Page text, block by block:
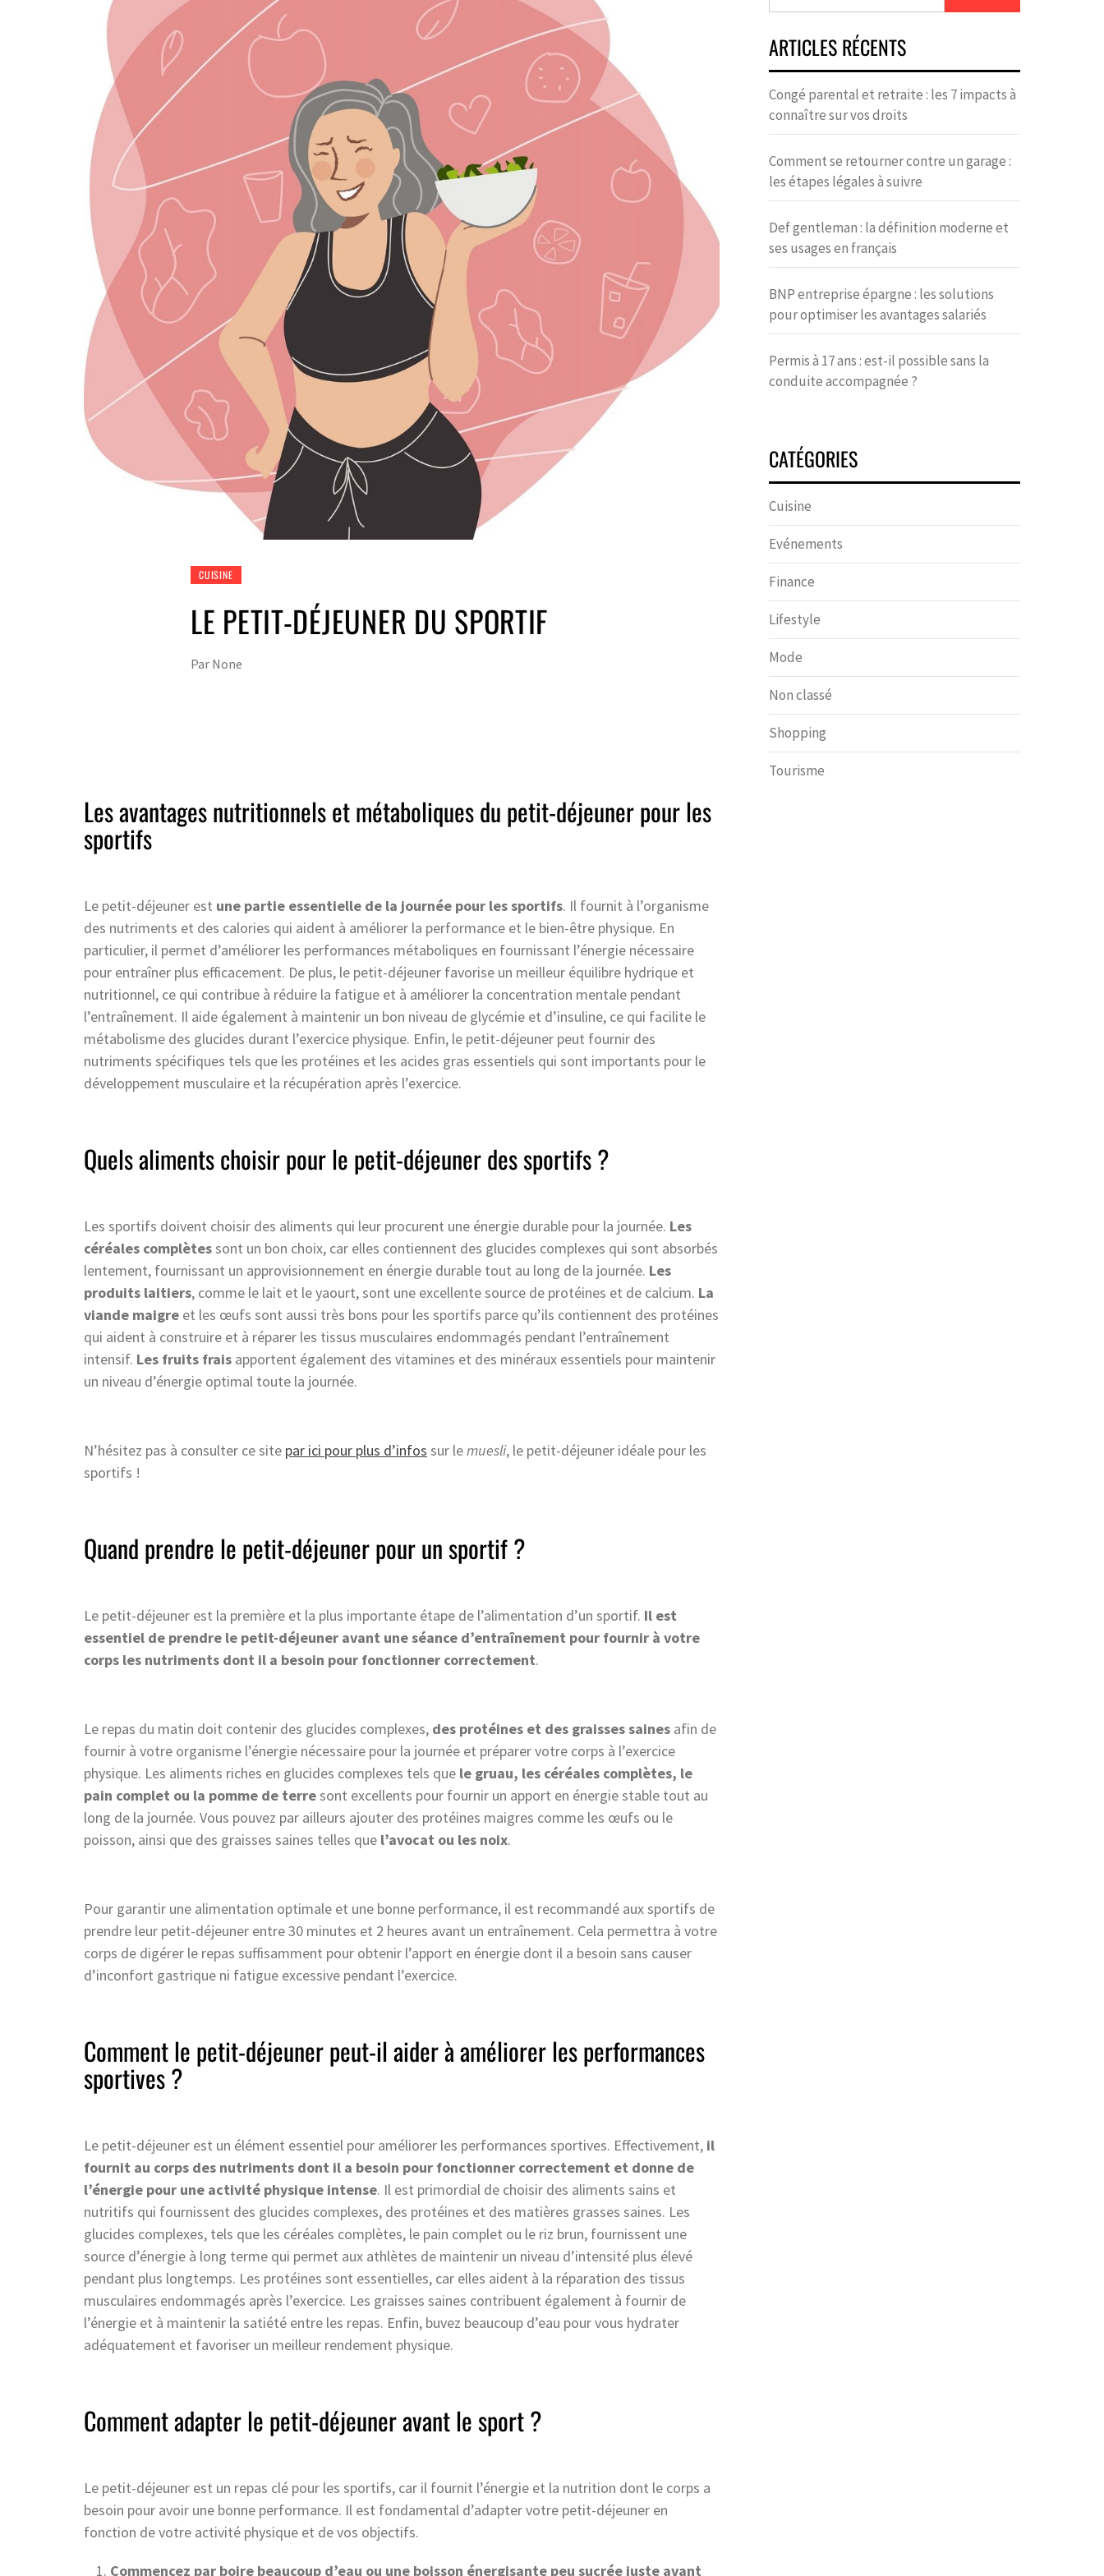
CUISINE
LE PETIT-DÉJEUNER DU SPORTIF
Par None
Les avantages nutritionnels et métaboliques du petit-déjeuner pour les
sportifs
Le petit-déjeuner est une partie essentielle de la journée pour les sportifs. Il fournit à l’organisme
des nutriments et des calories qui aident à améliorer la performance et le bien-être physique. En
particulier, il permet d’améliorer les performances métaboliques en fournissant l’énergie nécessaire
pour entraîner plus efficacement. De plus, le petit-déjeuner favorise un meilleur équilibre hydrique et
nutritionnel, ce qui contribue à réduire la fatigue et à améliorer la concentration mentale pendant
l’entraînement. Il aide également à maintenir un bon niveau de glycémie et d’insuline, ce qui facilite le
métabolisme des glucides durant l’exercice physique. Enfin, le petit-déjeuner peut fournir des
nutriments spécifiques tels que les protéines et les acides gras essentiels qui sont importants pour le
développement musculaire et la récupération après l’exercice.
Quels aliments choisir pour le petit-déjeuner des sportifs ?
Les sportifs doivent choisir des aliments qui leur procurent une énergie durable pour la journée. Les
céréales complètessont un bon choix, car elles contiennent des glucides complexes qui sont absorbés
lentement, fournissant un approvisionnement en énergie durable tout au long de la journée. Les
produits laitiers, comme le lait et le yaourt, sont une excellente source de protéines et de calcium. La
viande maigre et les œufs sont aussi très bons pour les sportifs parce qu’ils contiennent des protéines
qui aident à construire et à réparer les tissus musculaires endommagés pendant l’entraînement
intensif. Les fruits frais apportent également des vitamines et des minéraux essentiels pour maintenir
un niveau d’énergie optimal toute la journée.
N’hésitez pas à consulter ce site par ici pour plus d’infos sur lemuesli, le petit-déjeuner idéale pour les
sportifs !
Quand prendre le petit-déjeuner pour un sportif ?
Le petit-déjeuner est la première et la plus importante étape de l’alimentation d’un sportif. Il est
essentiel de prendre le petit-déjeuner avant une séance d’entraînement pour fournir à votre
corps les nutriments dont il a besoin pour fonctionner correctement.
Le repas du matin doit contenir des glucides complexes, des protéines et des graisses saines afin de
fournir à votre organisme l’énergie nécessaire pour la journée et préparer votre corps à l’exercice
physique. Les aliments riches en glucides complexes tels que le gruau, les céréales complètes, le
pain complet ou la pomme de terresont excellents pour fournir un apport en énergie stable tout au
long de la journée. Vous pouvez par ailleurs ajouter des protéines maigres comme les œufs ou le
poisson, ainsi que des graisses saines telles que l’avocat ou les noix.
Pour garantir une alimentation optimale et une bonne performance, il est recommandé aux sportifs de
prendre leur petit-déjeuner entre 30 minutes et 2 heures avant un entraînement. Cela permettra à votre
corps de digérer le repas suffisamment pour obtenir l’apport en énergie dont il a besoin sans causer
d’inconfort gastrique ni fatigue excessive pendant l’exercice.
Comment le petit-déjeuner peut-il aider à améliorer les performances
sportives ?
Le petit-déjeuner est un élément essentiel pour améliorer les performances sportives. Effectivement, il
fournit au corps des nutriments dont il a besoin pour fonctionner correctement et donne de
l’énergie pour une activité physique intense. Il est primordial de choisir des aliments sains et
nutritifs qui fournissent des glucides complexes, des protéines et des matières grasses saines. Les
glucides complexes, tels que les céréales complètes, le pain complet ou le riz brun, fournissent une
source d’énergie à long terme qui permet aux athlètes de maintenir un niveau d’intensité plus élevé
pendant plus longtemps. Les protéines sont essentielles, car elles aident à la réparation des tissus
musculaires endommagés après l’exercice. Les graisses saines contribuent également à fournir de
l’énergie et à maintenir la satiété entre les repas. Enfin, buvez beaucoup d’eau pour vous hydrater
adéquatement et favoriser un meilleur rendement physique.
Comment adapter le petit-déjeuner avant le sport ?
Le petit-déjeuner est un repas clé pour les sportifs, car il fournit l’énergie et la nutrition dont le corps a
besoin pour avoir une bonne performance. Il est fondamental d’adapter votre petit-déjeuner en
fonction de votre activité physique et de vos objectifs.
Commencez par boire beaucoup d’eau ou une boisson énergisante peu sucrée juste avant
ARTICLES RÉCENTS
Congé parental et retraite : les 7 impacts à
connaître sur vos droits
Comment se retourner contre un garage :
les étapes légales à suivre
Def gentleman : la définition moderne et
ses usages en français
BNP entreprise épargne : les solutions
pour optimiser les avantages salariés
Permis à 17 ans : est-il possible sans la
conduite accompagnée ?
CATÉGORIES
Cuisine
Evénements
Finance
Lifestyle
Mode
Non classé
Shopping
Tourisme